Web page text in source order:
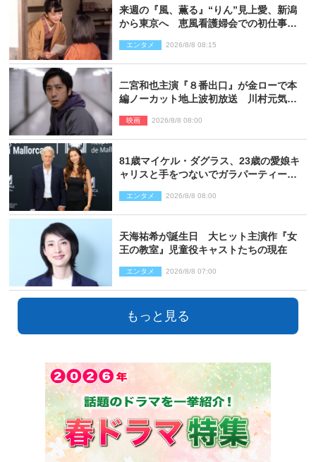
来週の『風、薫る』“りん”見上愛、新潟
から東京へ 恵風看護婦会での初仕事に
エンタメ 2026/8/8 08:15
二宮和也主演『８番出口』が金ローで本
編ノーカット地上波初放送 川村元気監
映画 2026/8/8 08:00
81歳マイケル・ダグラス、23歳の愛娘キ
ャリスと手をつないでガラパーティーに
エンタメ 2026/8/8 08:00
天海祐希が誕生日 大ヒット主演作『女
王の教室』児童役キャストたちの現在
エンタメ 2026/8/8 07:00
もっと見る